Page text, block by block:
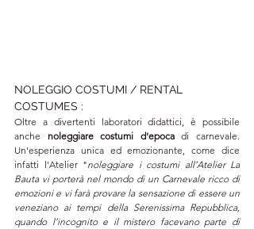
NOLEGGIO COSTUMI / RENTAL
COSTUMES :
Oltre a divertenti laboratori didattici, è possibile
anche noleggiare costumi d'epoca di carnevale.
Un'esperienza unica ed emozionante, come dice
infatti l'Atelier "noleggiare i costumi all’Atelier La
Bauta vi porterà nel mondo di un Carnevale ricco di
emozioni e vi farà provare la sensazione di essere un
veneziano ai tempi della Serenissima Repubblica,
quando l’incognito e il mistero facevano parte di